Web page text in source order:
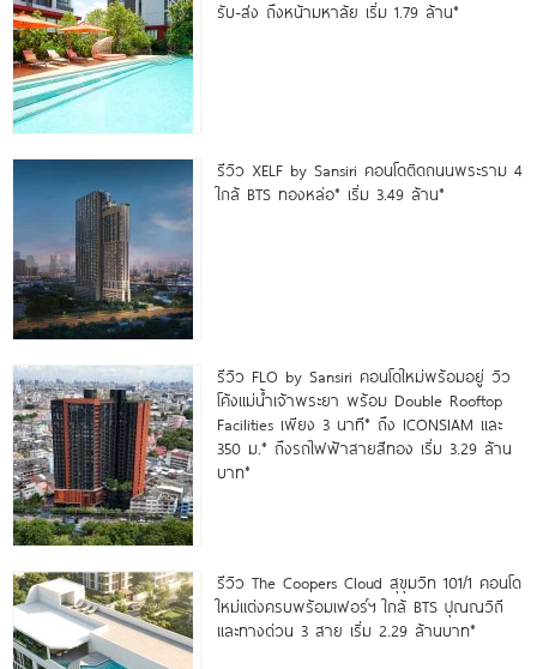
รับ-ส่ง ถึงหน้ามหาลัย เริ่ม 1.79 ล้าน*
รีวิว XELF by Sansiri คอนโดติดถนนพระราม 4
ใกล้ BTS ทองหล่อ* เริ่ม 3.49 ล้าน*
รีวิว FLO by Sansiri คอนโดใหม่พร้อมอยู่ วิว
โค้งแม่น้ำเจ้าพระยา พร้อม Double Rooftop
Facilities เพียง 3 นาที* ถึง ICONSIAM และ
350 ม.* ถึงรถไฟฟ้าสายสีทอง เริ่ม 3.29 ล้าน
บาท*
รีวิว The Coopers Cloud สุขุมวิท 101/1 คอนโด
ใหม่แต่งครบพร้อมเฟอร์ฯ ใกล้ BTS ปุณณวิถี
และทางด่วน 3 สาย เริ่ม 2.29 ล้านบาท*